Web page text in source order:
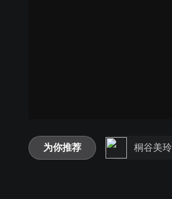
为你推荐 桐谷美玲